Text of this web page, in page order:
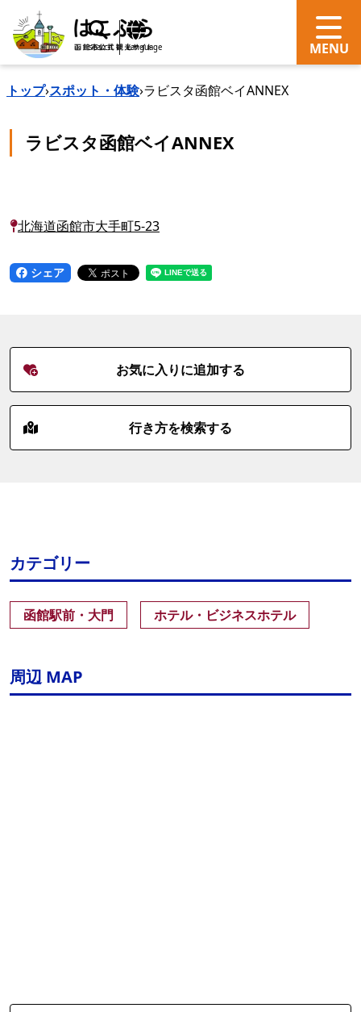
search Language
トップ›スポット・体験›ラビスタ函館ベイANNEX
ラビスタ函館ベイANNEX
北海道函館市大手町5-23
シェア
お気に入りに追加する
行き方を検索する
カテゴリー
函館駅前・大門 ホテル・ビジネスホテル
周辺 MAP